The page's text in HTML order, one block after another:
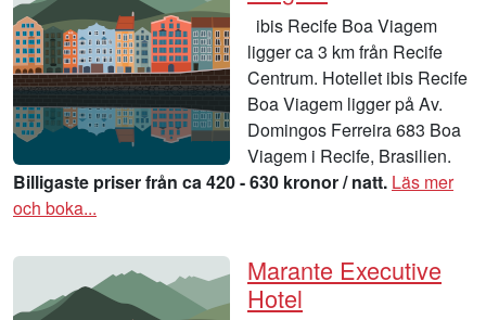
ibis Recife Boa Viagem
ligger ca 3 km från Recife
Centrum. Hotellet ibis Recife
Boa Viagem ligger på Av.
Domingos Ferreira 683 Boa
Viagem i Recife, Brasilien.
Billigaste priser från ca 420 - 630 kronor / natt. Läs mer
och boka...
Marante Executive
Hotel